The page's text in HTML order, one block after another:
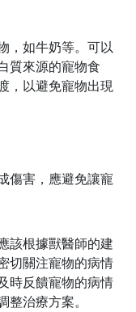
，如牛奶等。可以
質來源的寵物食
，以避免寵物出現
傷害，應避免讓寵
該根據獸醫師的建
切關注寵物的病情
時反饋寵物的病情
整治療方案。